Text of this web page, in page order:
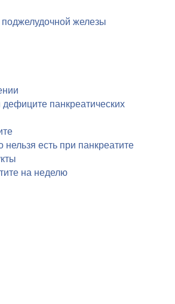
поджелудочной железы
панкреатических
есть при панкреатите
на неделю